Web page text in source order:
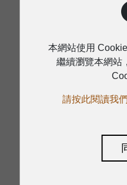
輔助3及DFX推
進行電平控制
每通道可分配至
编组总线（GR
內建24位元
錄音並回放到第
本網站使用
繼續瀏覽本網站
請按此閱讀我